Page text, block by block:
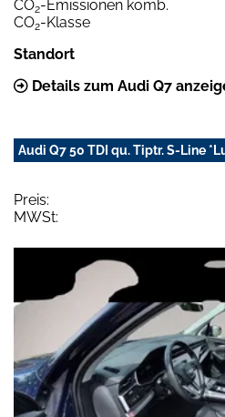
CO2-Emissionen komb.
CO2-Klasse
Standort
Details zum Audi Q7
Audi Q7 50 TDI qu. Tiptr. S-Line
Preis:
MWSt: